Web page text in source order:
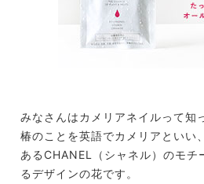
みなさんはカメリアネイルって知
椿のことを英語でカメリアといい
あるCHANEL（シャネル）のモチ
るデザインの花です。